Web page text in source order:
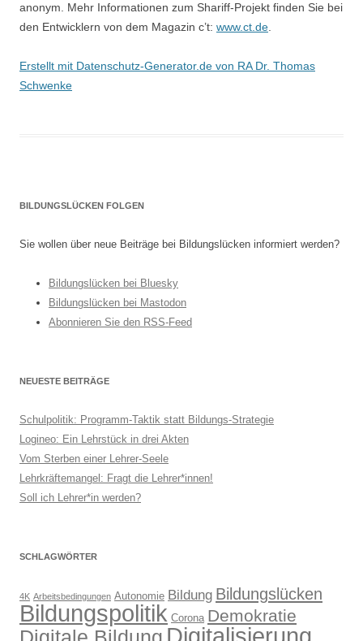
anonym. Mehr Informationen zum Shariff-Projekt finden Sie bei
den Entwicklern von dem Magazin c’t: www.ct.de
Erstellt mit Datenschutz-Generator.de von RA Dr. Thomas
Schwenke
BILDUNGSLÜCKEN FOLGEN
Sie wollen über neue Beiträge bei Bildungslücken informiert werden?
Bildungslücken bei Bluesky
Bildungslücken bei Mastodon
Abonnieren Sie den RSS-Feed
NEUESTE BEITRÄGE
Schulpolitik: Programm-Taktik statt Bildungs-Strategie
Logineo: Ein Lehrstück in drei Akten
Vom Sterben einer Lehrer-Seele
Lehrkräftemangel: Fragt die Lehrer*innen!
Soll ich Lehrer*in werden?
SCHLAGWÖRTER
4K Arbeitsbedingungen Autonomie Bildung Bildungslücken
Bildungspolitik Corona Demokratie